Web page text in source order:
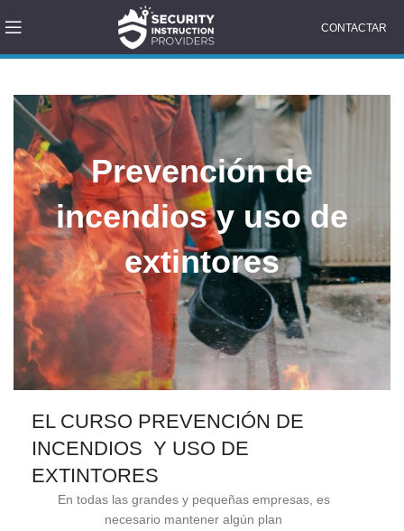
CONTACTAR
Prevención de
incendios y uso de
extintores
EL CURSO PREVENCIÓN DE
INCENDIOS Y USO DE
EXTINTORES
En todas las grandes y pequeñas empresas, es
necesario mantener algún plan